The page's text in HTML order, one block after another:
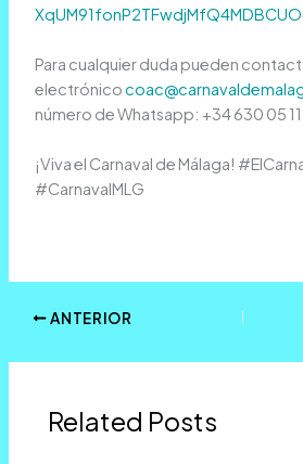
Para cualquier duda pueden
electrónico
número de Whatsapp: +34 630 05
¡Viva el Carnaval de Málaga!
#CarnavalMLG
ANTERIOR
Related Posts